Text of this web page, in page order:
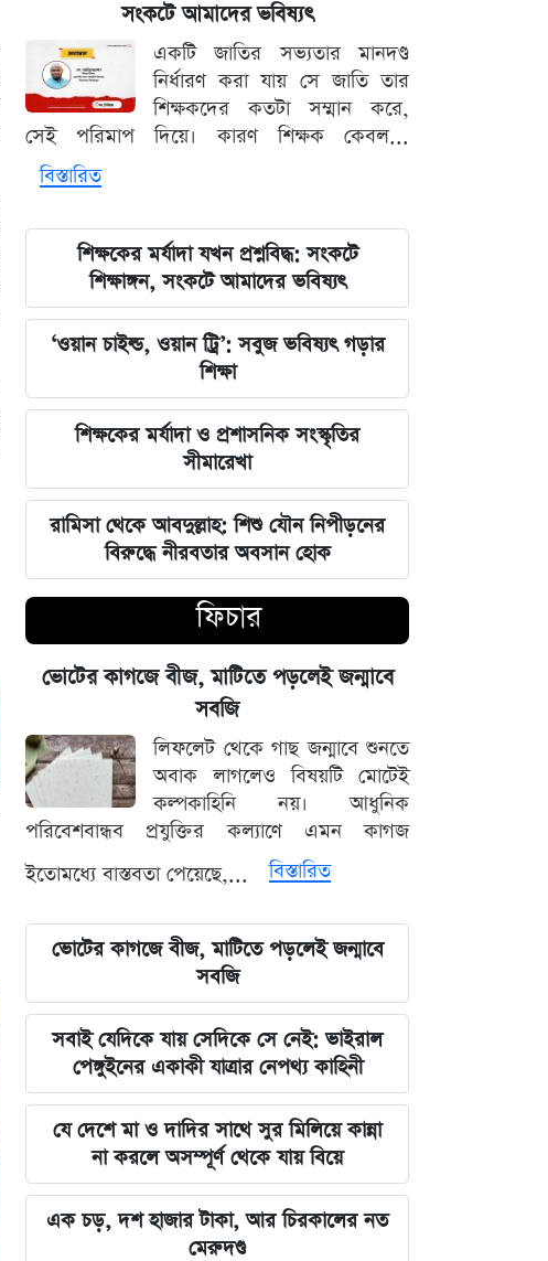
দেশের নিরাপত্তা ব্যবস্থাপনায় আসছে বড়
পরিবর্তন, নতুন আইনের রূপরেখা প্রকাশ
আওয়ামী লীগ আমাদের শত্রু নয় মিত্র, তারা
বিএনপির সঙ্গে মিশে যাবে: নাছির চৌধুরী
ঘরে বসেই যেভাবে জানবেন এসএসসির
ফলাফল, ১০ আগস্ট প্রকাশের ঘোষণা
মার্কিন ইমিগ্রেশন সার্ভিস বিভাগে বড়
পরিবর্তন, প্রবাসীদের জন্য জরুরি বার্তা
২০২৩ সালের ইসরায়েলি হামলার ক্ষত:
আড়াই বছর পর উদ্ধার ৪০ শিশুর
দেহাবশেষ
জুলাই শহীদদের কবর বাঁধানোর বরাদ্দও
মেরে খেয়েছে অন্তর্বর্তী সরকার: ইশরাক
হোসেন
শেয়ারবাজারে আর্থিক কেলেঙ্কারির তদন্তের
বড় আপডেট জানাল দুদক
যুদ্ধের বড় প্রস্তুতি নিচ্ছে ইরান, আকাশ
প্রতিরক্ষা ও অস্ত্র ব্যবস্থার ব্যাপক
আধুনিকায়ন
চার বিভাগে দুর্যোগপূর্ণ আবহাওয়ার আশঙ্কায়
আবহাওয়া দপ্তরের বিশেষ সতর্কতা
হাসিনাকে মাইক দেওয়ায় ভারতকে
কাঠগড়ায় তুললেন সালাহউদ্দিন
বিশ্ববাজারের পথ ধরে দেশীয় বাজারেও
স্বর্ণের অস্বাভাবিক মূল্যবৃদ্ধি
গ্যাস ও বিদ্যুৎ সংকট মোকাবিলায় নতুন
আশার খবর দিলেন জ্বালানিমন্ত্রী
নদীদূষণ দূর করতে না পারলে ভবিষ্যৎ
প্রজন্মের কাছে জবাব দিতে হবে: প্রধানমন্ত্রী
সংকটে আমাদের ভবিষ্যৎ
একটি জাতির সভ্যতার মানদণ্ড
নির্ধারণ করা যায় সে জাতি তার
শিক্ষকদের কতটা সম্মান করে,
সেই পরিমাপ দিয়ে। কারণ শিক্ষক কেবল...
বিস্তারিত
শিক্ষকের মর্যাদা যখন প্রশ্নবিদ্ধ: সংকটে
শিক্ষাঙ্গন, সংকটে আমাদের ভবিষ্যৎ
‘ওয়ান চাইল্ড, ওয়ান ট্রি’: সবুজ ভবিষ্যৎ গড়ার
শিক্ষা
শিক্ষকের মর্যাদা ও প্রশাসনিক সংস্কৃতির
সীমারেখা
রামিসা থেকে আবদুল্লাহ: শিশু যৌন নিপীড়নের
বিরুদ্ধে নীরবতার অবসান হোক
ফিচার
ভোটের কাগজে বীজ, মাটিতে পড়লেই জন্মাবে
সবজি
লিফলেট থেকে গাছ জন্মাবে শুনতে
অবাক লাগলেও বিষয়টি মোটেই
কল্পকাহিনি নয়। আধুনিক
পরিবেশবান্ধব প্রযুক্তির কল্যাণে এমন কাগজ
ইতোমধ্যে বাস্তবতা পেয়েছে,...
বিস্তারিত
ভোটের কাগজে বীজ, মাটিতে পড়লেই জন্মাবে
সবজি
সবাই যেদিকে যায় সেদিকে সে নেই: ভাইরাল
পেঙ্গুইনের একাকী যাত্রার নেপথ্য কাহিনী
যে দেশে মা ও দাদির সাথে সুর মিলিয়ে কান্না
না করলে অসম্পূর্ণ থেকে যায় বিয়ে
এক চড়, দশ হাজার টাকা, আর চিরকালের নত
মেরুদণ্ড